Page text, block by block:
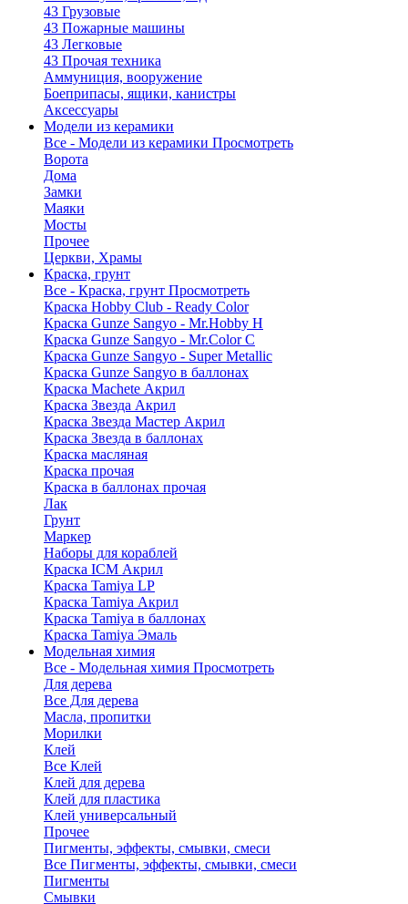
43 Грузовые
43 Пожарные машины
43 Легковые
43 Прочая техника
Аммуниция, вооружение
Боеприпасы, ящики, канистры
Аксессуары
Модели из керамики
Все - Модели из керамики Просмотреть
Ворота
Дома
Замки
Маяки
Мосты
Прочее
Церкви, Храмы
Краска, грунт
Все - Краска, грунт Просмотреть
Краска Hobby Club - Ready Color
Краска Gunze Sangyo - Mr.Hobby H
Краска Gunze Sangyo - Mr.Color C
Краска Gunze Sangyo - Super Metallic
Краска Gunze Sangyo в баллонах
Краска Machete Акрил
Краска Звезда Акрил
Краска Звезда Мастер Акрил
Краска Звезда в баллонах
Краска масляная
Краска прочая
Краска в баллонах прочая
Лак
Грунт
Маркер
Наборы для кораблей
Краска ICM Акрил
Краска Tamiya LP
Краска Tamiya Акрил
Краска Tamiya в баллонах
Краска Tamiya Эмаль
Модельная химия
Все - Модельная химия Просмотреть
Для дерева
Все Для дерева
Масла, пропитки
Морилки
Клей
Все Клей
Клей для дерева
Клей для пластика
Клей универсальный
Прочее
Пигменты, эффекты, смывки, смеси
Все Пигменты, эффекты, смывки, смеси
Пигменты
Смывки